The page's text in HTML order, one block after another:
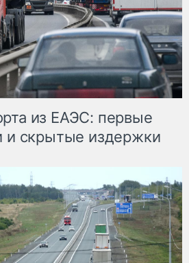
из ЕАЭС: первые
и скрытые издержки